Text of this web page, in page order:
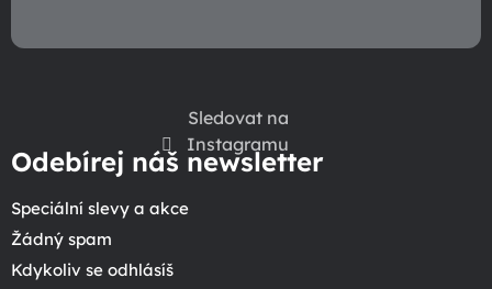
Sledovat na
Instagramu
Odebírej náš newsletter
Speciální slevy a akce
Žádný spam
Kdykoliv se odhlásíš